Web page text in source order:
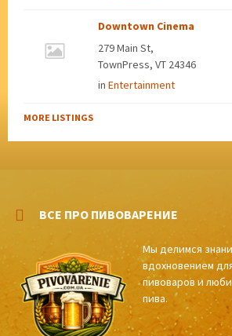
Downtown Cinema
279 Main St,
TownPress, VT 24346
in Entertainment
MORE LISTINGS
ВСЕ ПРО ПИВОВАРЕНИЕ
Мы делимся
вдохновением
пивоваров и
пива.